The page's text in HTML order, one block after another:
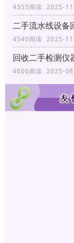
4353阅读 2025-
二手流水线设备
4540阅读 2025-
回收二手检测仪
4606阅读 2025-